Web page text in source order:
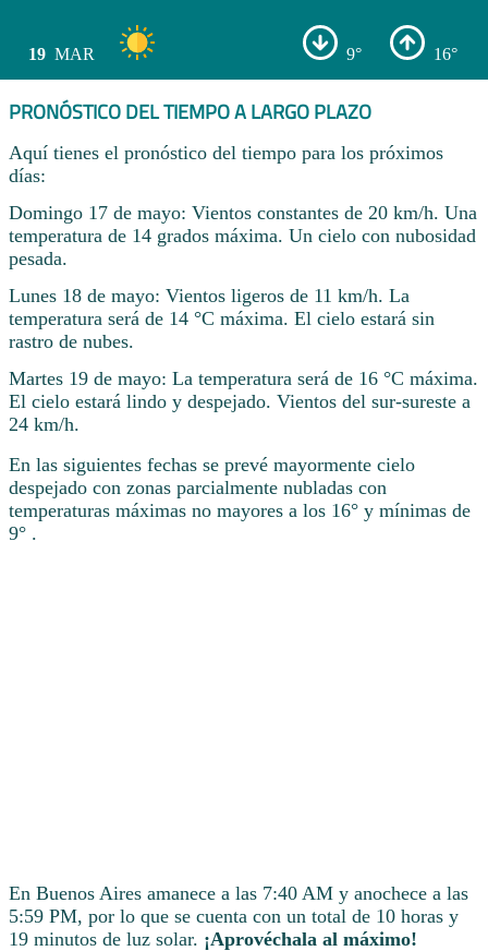
19 MAR 9° 16°
PRONÓSTICO DEL TIEMPO A LARGO PLAZO
Aquí tienes el pronóstico del tiempo para los próximos
días:
Domingo 17 de mayo: Vientos constantes de 20 km/h. Una
temperatura de 14 grados máxima. Un cielo con nubosidad
pesada.
Lunes 18 de mayo: Vientos ligeros de 11 km/h. La
temperatura será de 14 °C máxima. El cielo estará sin
rastro de nubes.
Martes 19 de mayo: La temperatura será de 16 °C máxima.
El cielo estará lindo y despejado. Vientos del sur-sureste a
24 km/h.
En las siguientes fechas se prevé mayormente cielo
despejado con zonas parcialmente nubladas con
temperaturas máximas no mayores a los 16° y mínimas de
9° .
En Buenos Aires amanece a las 7:40 AM y anochece a las
5:59 PM, por lo que se cuenta con un total de 10 horas y
19 minutos de luz solar. ¡Aprovéchala al máximo!